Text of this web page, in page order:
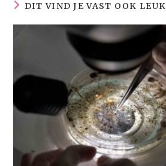
DIT VIND JE VAST OOK LEUK